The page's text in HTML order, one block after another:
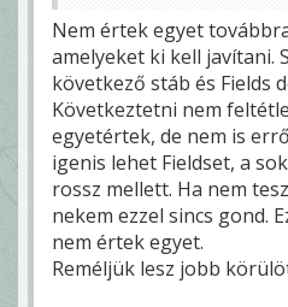
tüsi91
Nekem, igen... kösz
Amivel nem számolsz azok
körülmények (minden szar
okozat amièrt hibázik. TE
davemayer
Nem értek egyet
amelyeket ki kell javítani.
következő stáb és Fields
Következtetni nem
egyetértek, de nem is
igenis lehet Fieldset, a
rossz mellett. Ha nem
nekem ezzel sincs gond.
nem értek egyet.
Reméljük lesz jobb